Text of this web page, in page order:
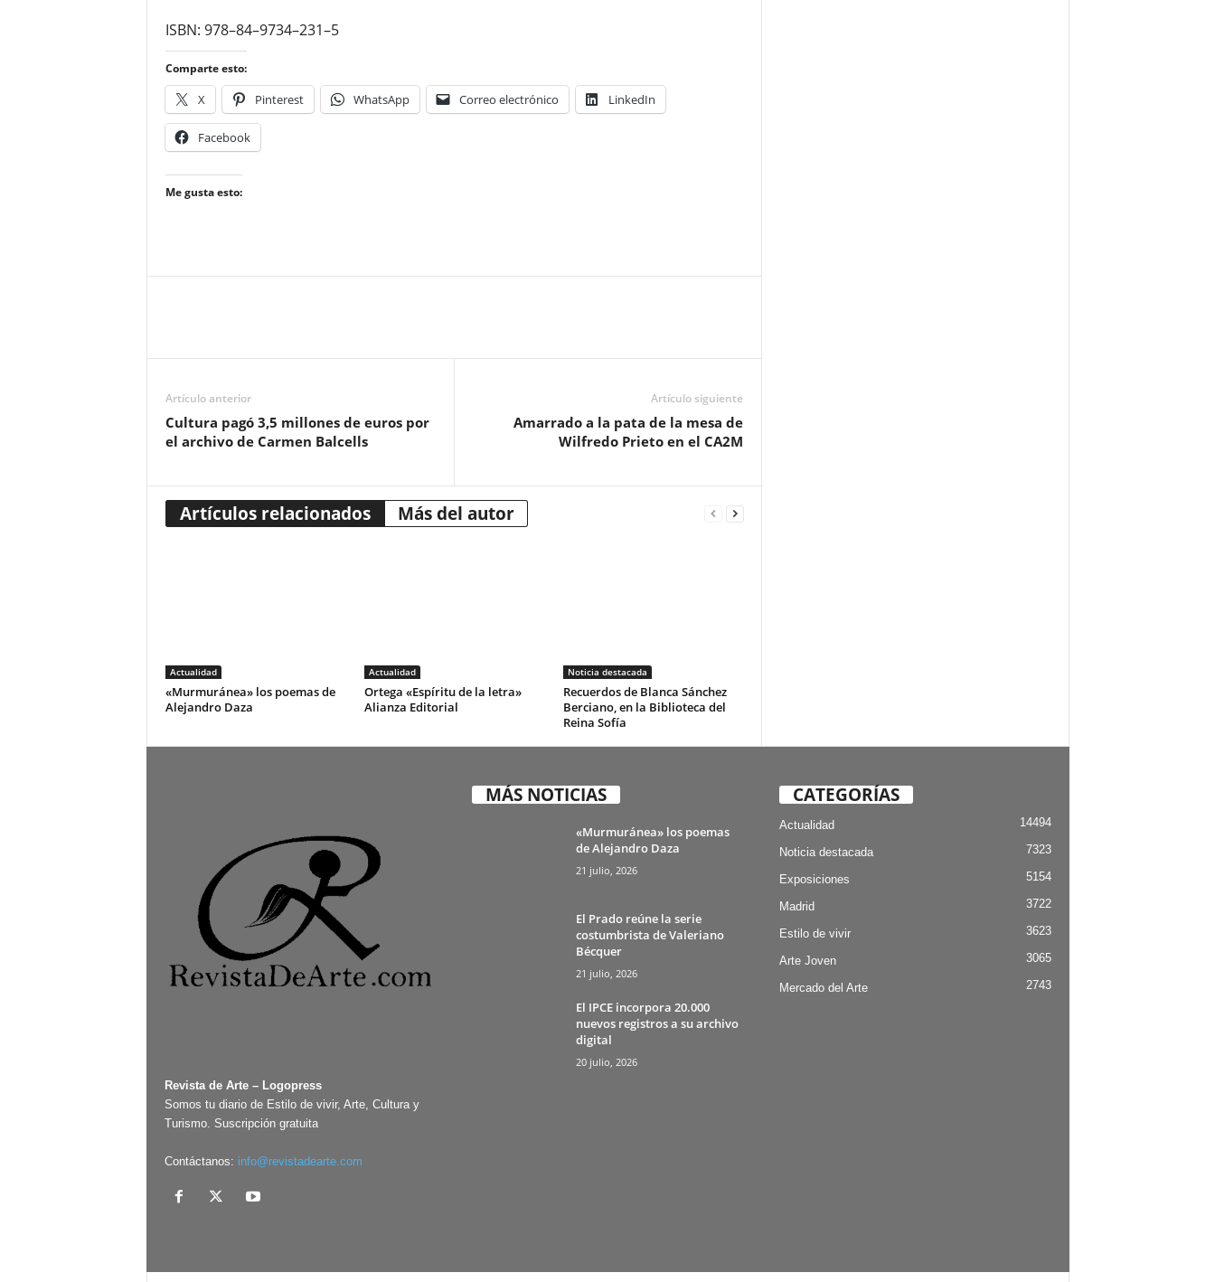
ISBN: 978–84–9734–231–5
Comparte esto:
X Pinterest WhatsApp Correo electrónico LinkedIn
Facebook
Me gusta esto:
Artículo anterior
Cultura pagó 3,5 millones de euros por
el archivo de Carmen Balcells
Artículo siguiente
Amarrado a la pata de la mesa de
Wilfredo Prieto en el CA2M
Artículos relacionados Más del autor
Actualidad
«Murmuránea» los poemas de
Alejandro Daza
Actualidad
Ortega «Espíritu de la letra»
Alianza Editorial
Noticia destacada
Recuerdos de Blanca Sánchez
Berciano, en la Biblioteca del
Reina Sofía
Revista de Arte – Logopress
Somos tu diario de Estilo de vivir, Arte, Cultura y
Turismo. Suscripción gratuita
Contáctanos: info@revistadearte.com
MÁS NOTICIAS
«Murmuránea» los poemas
de Alejandro Daza
21 julio, 2026
El Prado reúne la serie
costumbrista de Valeriano
Bécquer
21 julio, 2026
El IPCE incorpora 20.000
nuevos registros a su archivo
digital
20 julio, 2026
CATEGORÍAS
Actualidad 14494
Noticia destacada 7323
Exposiciones 5154
Madrid 3722
Estilo de vivir 3623
Arte Joven 3065
Mercado del Arte 2743